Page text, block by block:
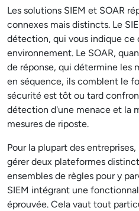
Les solutions SIEM et SOAR
connexes mais distincts. Le
détection, qui vous indique ce
environnement. Le SOAR,
de réponse, qui détermine les
en séquence, ils comblent le
sécurité est tôt ou tard
détection d'une menace et la
mesures de riposte.
Pour la plupart des entreprises,
gérer deux plateformes
ensembles de règles pour y
SIEM intégrant une
éprouvée. Cela vaut tout